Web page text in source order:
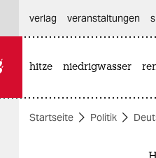
themen
verlag
veranstaltungen
hitze niedrigwasser
Startseite Politik